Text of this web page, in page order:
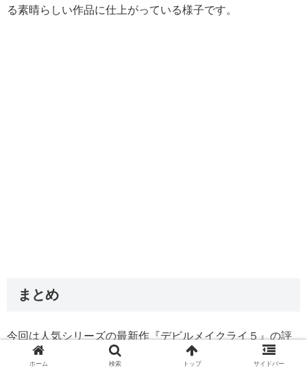
る素晴らしい作品に仕上がっている様子です。
まとめ
今回は人気シリーズの最新作『デビルメイクライ５』の評
価感想をまとめてみました。
ホーム 検索 トップ サイドバー